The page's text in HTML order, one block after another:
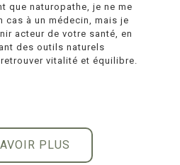
que naturopathe, je ne me
cas à un médecin, mais je
acteur de votre santé, en
des outils naturels
vitalité et équilibre.
PLUS